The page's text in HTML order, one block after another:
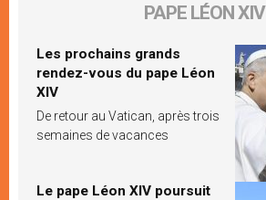
PAPE LÉON XIV
Les prochains grands
rendez-vous du pape Léon
XIV
De retour au Vatican, après trois
semaines de vacances
Le pape Léon XIV poursuit